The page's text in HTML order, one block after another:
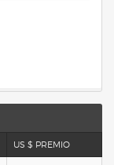
US $ PREMIO